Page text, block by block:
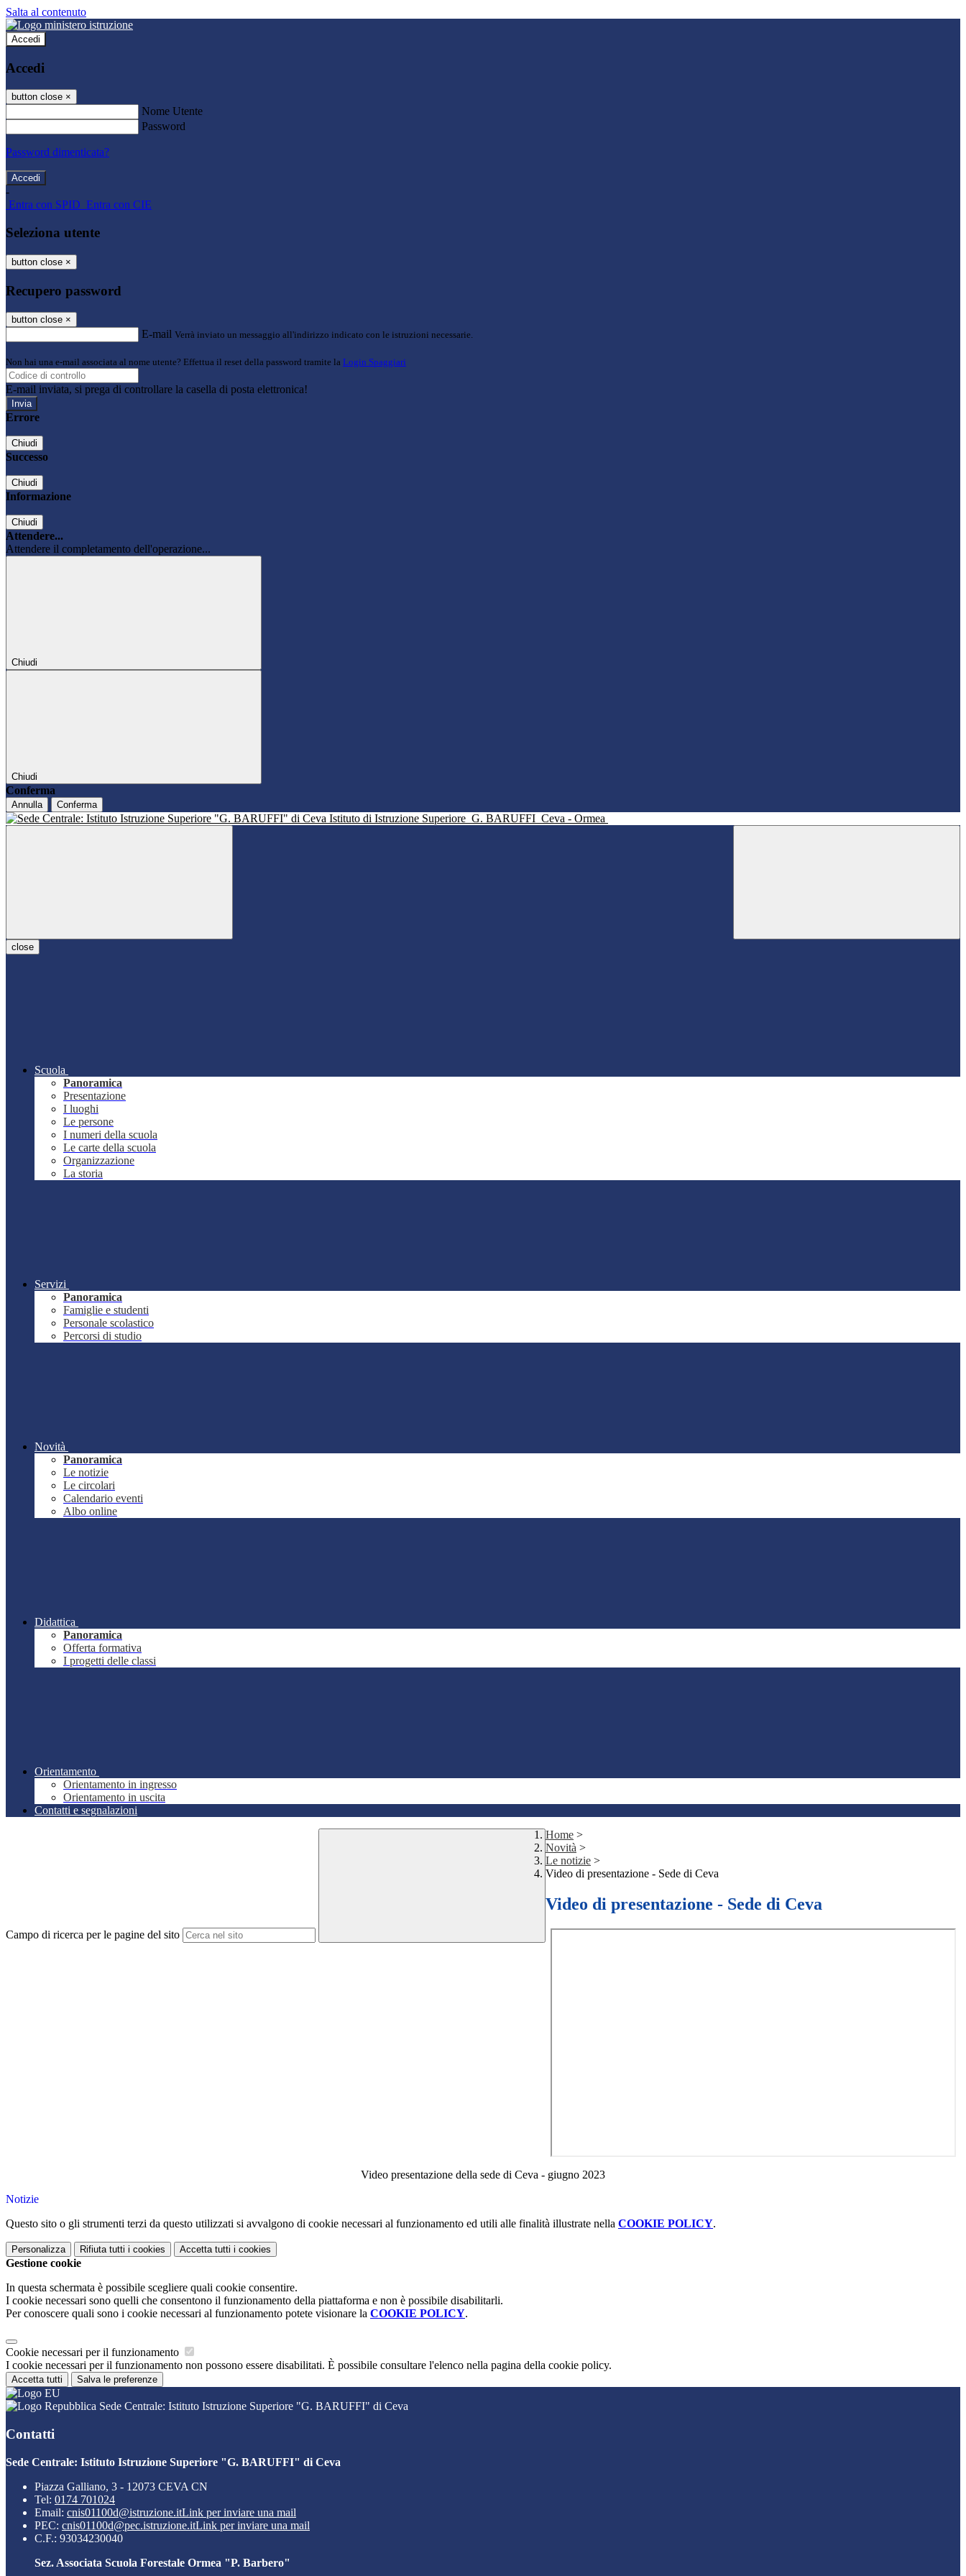
Salta al contenuto
Accedi
Accedi
button close ×
Nome Utente
Password
Password dimenticata?
-
Entra con SPID Entra con CIE
Seleziona utente
button close ×
Recupero password
button close ×
E-mail Verrà inviato un messaggio all'indirizzo indicato con le istruzioni necessarie.
Non hai una e-mail associata al nome utente? Effettua il reset della password tramite la Login Spaggiari
E-mail inviata, si prega di controllare la casella di posta elettronica!
Errore
Chiudi
Successo
Chiudi
Informazione
Chiudi
Attendere...
Attendere il completamento dell'operazione...
Chiudi
Chiudi
Conferma
Annulla Conferma
Istituto di Istruzione Superiore G. BARUFFI Ceva - Ormea
close
Scuola
Panoramica
Presentazione
I luoghi
Le persone
I numeri della scuola
Le carte della scuola
Organizzazione
La storia
Servizi
Panoramica
Famiglie e studenti
Personale scolastico
Percorsi di studio
Novità
Panoramica
Le notizie
Le circolari
Calendario eventi
Albo online
Didattica
Panoramica
Offerta formativa
I progetti delle classi
Orientamento
Orientamento in ingresso
Orientamento in uscita
Contatti e segnalazioni
Campo di ricerca per le pagine del sito
Home >
Novità >
Le notizie >
Video di presentazione - Sede di Ceva
Video di presentazione - Sede di Ceva
Video presentazione della sede di Ceva - giugno 2023
Notizie
Questo sito o gli strumenti terzi da questo utilizzati si avvalgono di cookie necessari al funzionamento ed utili alle finalità illustrate nella COOKIE POLICY.
Personalizza Rifiuta tutti i cookies Accetta tutti i cookies
Gestione cookie
In questa schermata è possibile scegliere quali cookie consentire.
I cookie necessari sono quelli che consentono il funzionamento della piattaforma e non è possibile disabilitarli.
Per conoscere quali sono i cookie necessari al funzionamento potete visionare la COOKIE POLICY.
Cookie necessari per il funzionamento
I cookie necessari per il funzionamento non possono essere disabilitati. È possibile consultare l'elenco nella pagina della cookie policy.
Accetta tutti Salva le preferenze
Sede Centrale: Istituto Istruzione Superiore "G. BARUFFI" di Ceva
Contatti
Sede Centrale: Istituto Istruzione Superiore "G. BARUFFI" di Ceva
Piazza Galliano, 3 - 12073 CEVA CN
Tel: 0174 701024
Email: cnis01100d@istruzione.itLink per inviare una mail
PEC: cnis01100d@pec.istruzione.itLink per inviare una mail
C.F.: 93034230040
Sez. Associata Scuola Forestale Ormea "P. Barbero"